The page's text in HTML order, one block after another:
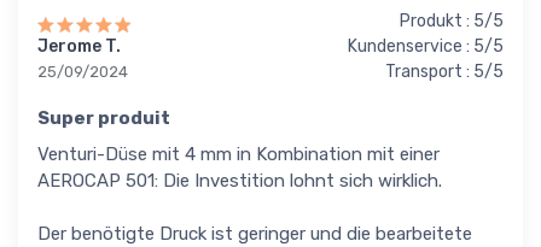
Jerome T.
25/09/2024
Produkt : 5/5
Kundenservice : 5/5
Transport : 5/5
Super produit
Venturi-Düse mit 4 mm in Kombination mit einer
AEROCAP 501: Die Investition lohnt sich wirklich.
Der benötigte Druck ist geringer und die bearbeitete